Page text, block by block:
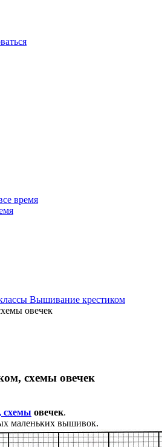
время
Вышивание крестиком
овечек
схемы овечек
схемы овечек.
маленьких вышивок.